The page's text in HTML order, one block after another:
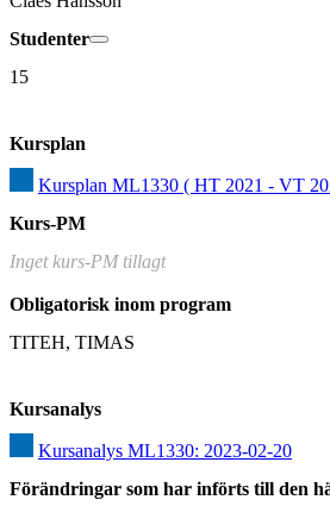
Studenter
15
Kursplan
Kursplan ML1330 ( HT 2021 - VT
Kurs-PM
Inget kurs-PM tillagt
Obligatorisk inom program
TITEH, TIMAS
Kursanalys
Kursanalys ML1330: 2023-02-20
Förändringar som har införts till den